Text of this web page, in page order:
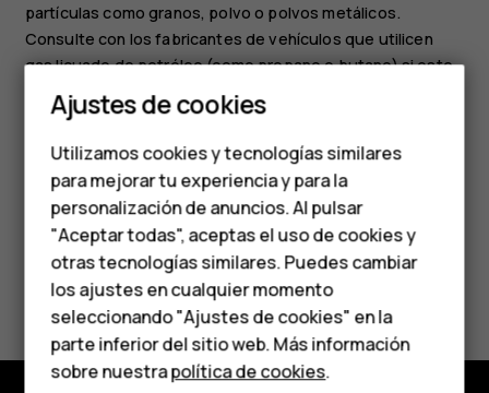
Smartphones
Teléfonos clásicos
Teléfonos para
personas mayores
Accesorios
HMD Terra M
Para empresas
Tabletas
partículas como granos, polvo o polvos metálicos.
Consulte con los fabricantes de vehículos que utilicen
gas licuado de petróleo (como propano o butano) si este
dispositivo se puede utilizar con seguridad cerca de
estos vehículos.
¿Te ha parecido útil?
Sí No
Ajustes de cookies
Utilizamos cookies y tecnologías similares
para mejorar tu experiencia y para la
personalización de anuncios. Al pulsar
"Aceptar todas", aceptas el uso de cookies y
otras tecnologías similares. Puedes cambiar
los ajustes en cualquier momento
seleccionando "Ajustes de cookies" en la
parte inferior del sitio web. Más información
sobre nuestrapolítica de cookies.